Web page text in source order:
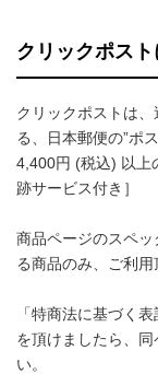
クリックポス
クリックポストは
る、日本郵便の”ポ
4,400円 (税込) 以上
跡サービス付き］
商品ページのスペ
る商品のみ、ご利用
「特商法に基づく
を頂けましたら、
い。